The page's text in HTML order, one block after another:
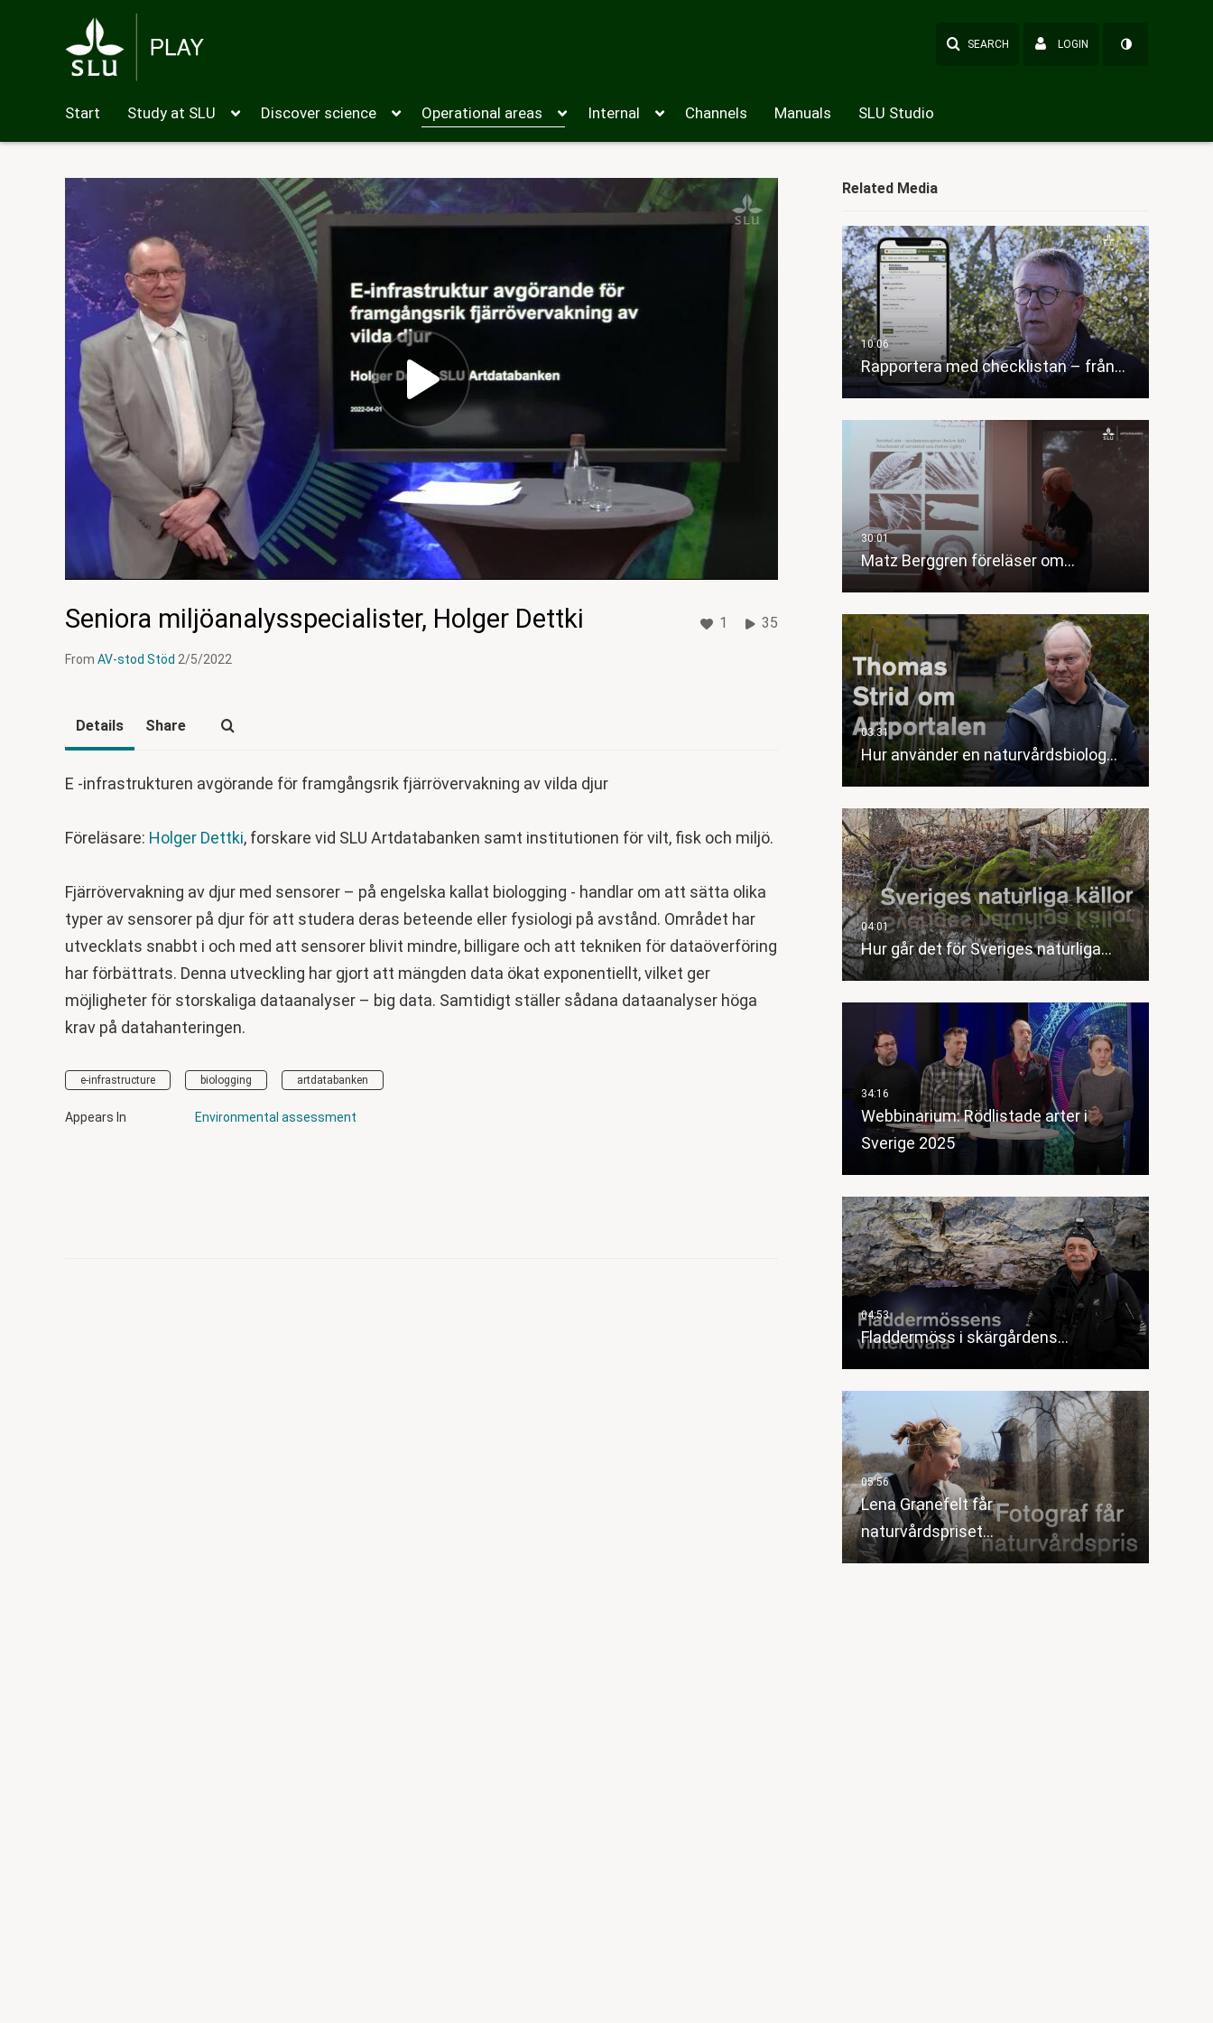
SEARCH LOGIN
Start Study at SLU Discover science Operational areas Internal Channels Manuals SLU Studio
Seniora miljöanalysspecialister, Holger Dettki
From AV-stod Stöd 2/5/2022
1 35
Related Media
Rapportera med checklistan – från…
Matz Berggren föreläser om…
Hur använder en naturvårdsbiolog…
Hur går det för Sveriges naturliga…
Webbinarium: Rödlistade arter i
Sverige 2025
Fladdermöss i skärgårdens…
Lena Granefelt får
naturvårdspriset…
Details Share
E -infrastrukturen avgörande för framgångsrik fjärrövervakning av vilda djur
Föreläsare: Holger Dettki, forskare vid SLU Artdatabanken samt institutionen för vilt, fisk och miljö.
Fjärrövervakning av djur med sensorer – på engelska kallat biologging - handlar om att sätta olika
typer av sensorer på djur för att studera deras beteende eller fysiologi på avstånd. Området har
utvecklats snabbt i och med att sensorer blivit mindre, billigare och att tekniken för dataöverföring
har förbättrats. Denna utveckling har gjort att mängden data ökat exponentiellt, vilket ger
möjligheter för storskaliga dataanalyser – big data. Samtidigt ställer sådana dataanalyser höga
krav på datahanteringen.
e-infrastructure biologging artdatabanken
Appears In Environmental assessment